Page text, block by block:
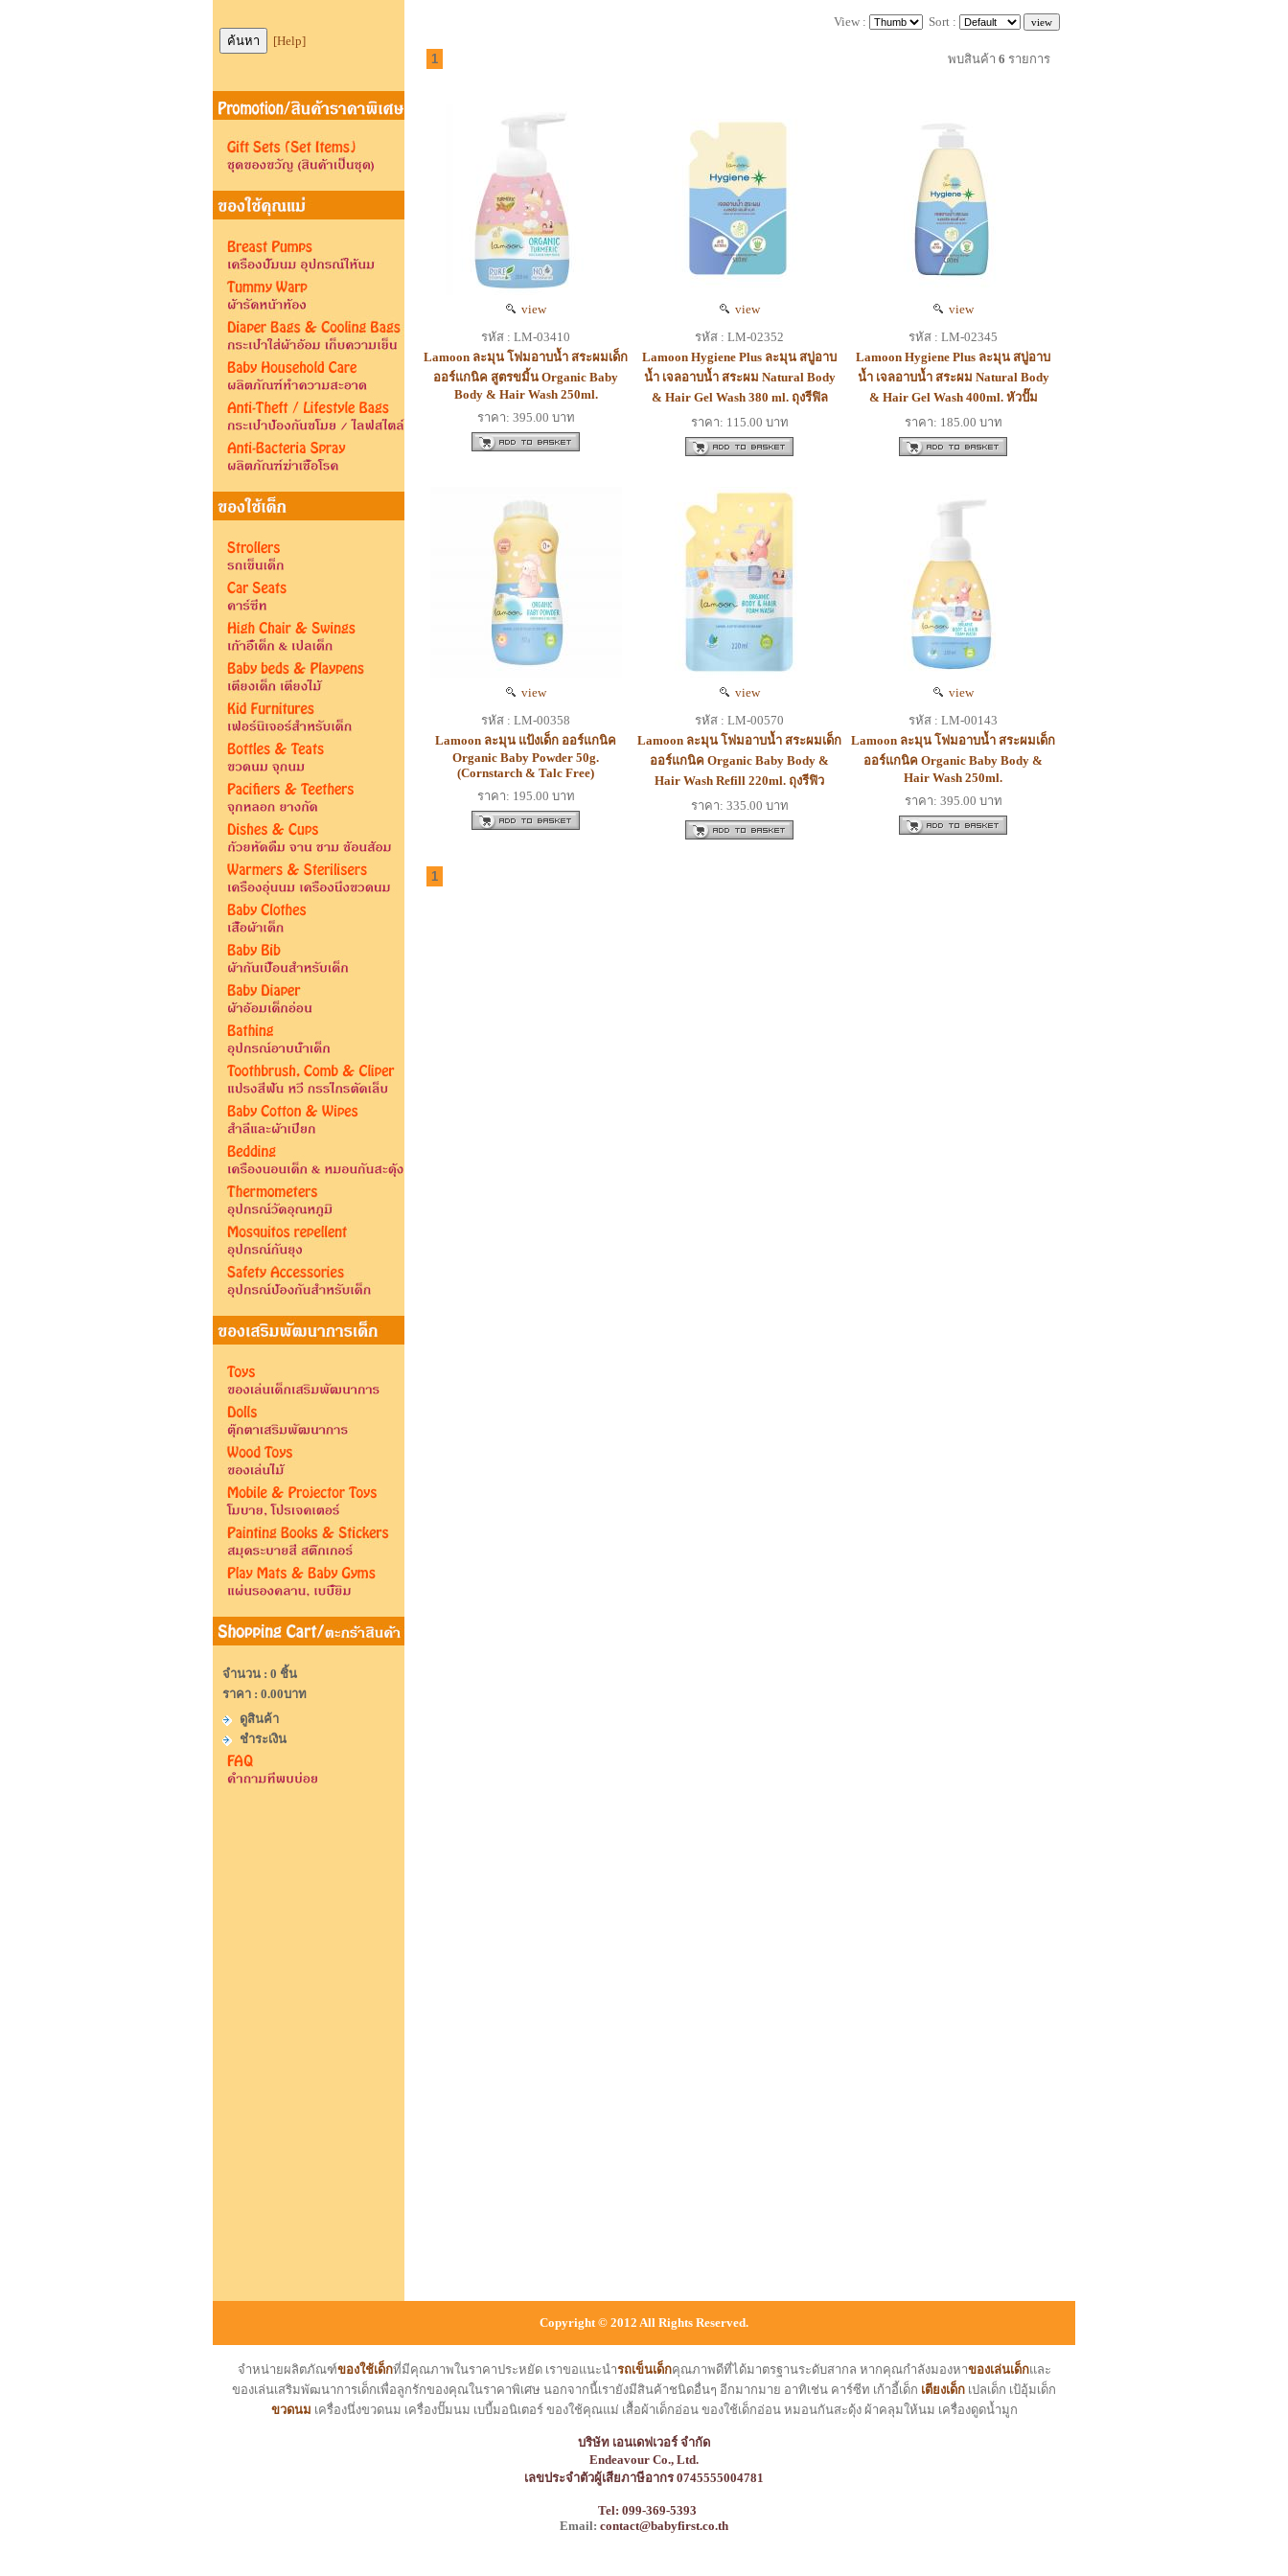
[Help]
จำนวน : 0 ชิ้น
ราคา : 0.00บาท
ดูสินค้า
ชำระเงิน
View : Sort :
1 พบสินค้า6 รายการ
view
รหัส : LM-03410
Lamoon ละมุน โฟมอาบน้ำ สระผมเด็ก
ออร์แกนิค สูตรขมิ้น Organic Baby
Body & Hair Wash 250ml.
ราคา: 395.00 บาท
view
รหัส : LM-02352
Lamoon Hygiene Plus ละมุน สบู่อาบ
น้ำ เจลอาบน้ำ สระผม Natural Body
& Hair Gel Wash 380 ml. ถุงรีฟิล
ราคา: 115.00 บาท
view
รหัส : LM-02345
Lamoon Hygiene Plus ละมุน สบู่อาบ
น้ำ เจลอาบน้ำ สระผม Natural Body
& Hair Gel Wash 400ml. หัวปั๊ม
ราคา: 185.00 บาท
view
รหัส : LM-00358
Lamoon ละมุน แป้งเด็ก ออร์แกนิค
Organic Baby Powder 50g.
(Cornstarch & Talc Free)
ราคา: 195.00 บาท
view
รหัส : LM-00570
Lamoon ละมุน โฟมอาบน้ำ สระผมเด็ก
ออร์แกนิค Organic Baby Body &
Hair Wash Refill 220ml. ถุงรีฟิว
ราคา: 335.00 บาท
view
รหัส : LM-00143
Lamoon ละมุน โฟมอาบน้ำ สระผมเด็ก
ออร์แกนิค Organic Baby Body &
Hair Wash 250ml.
ราคา: 395.00 บาท
1
Copyright © 2012 All Rights Reserved.
จำหน่ายผลิตภัณฑ์ของใช้เด็กที่มีคุณภาพในราคาประหยัด เราขอแนะนำรถเข็นเด็กคุณภาพดีที่ได้มาตรฐานระดับสากล หากคุณกำลังมองหาของเล่นเด็กและ
ของเล่นเสริมพัฒนาการเด็กเพื่อลูกรักของคุณในราคาพิเศษ นอกจากนี้เรายังมีสินค้าชนิดอื่นๆ อีกมากมาย อาทิเช่น คาร์ซีท เก้าอี้เด็ก เตียงเด็ก เปลเด็ก เป้อุ้มเด็ก
ขวดนม เครื่องนึ่งขวดนม เครื่องปั๊มนม เบบี้มอนิเตอร์ ของใช้คุณแม่ เสื้อผ้าเด็กอ่อน ของใช้เด็กอ่อน หมอนกันสะดุ้ง ผ้าคลุมให้นม เครื่องดูดน้ำมูก
บริษัท เอนเดฟเวอร์ จำกัด
Endeavour Co., Ltd.
เลขประจำตัวผู้เสียภาษีอากร 0745555004781
Tel: 099-369-5393
Email: contact@babyfirst.co.th